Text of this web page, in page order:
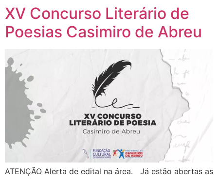
XV Concurso Literário de
Poesias Casimiro de Abreu
ATENÇÃO Alerta de edital na área. Já estão abertas as